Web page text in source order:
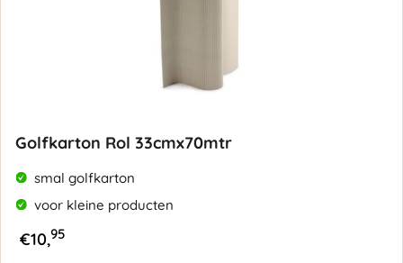
Golfkarton Rol 33cmx70mtr
smal golfkarton
voor kleine producten
€10,95